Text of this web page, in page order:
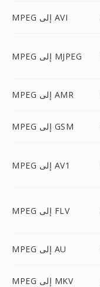
MPEG إلى AVI
MPEG إلى MJPEG
MPEG إلى AMR
MPEG إلى GSM
MPEG إلى AV1
MPEG إلى FLV
MPEG إلى AU
MPEG إلى MKV